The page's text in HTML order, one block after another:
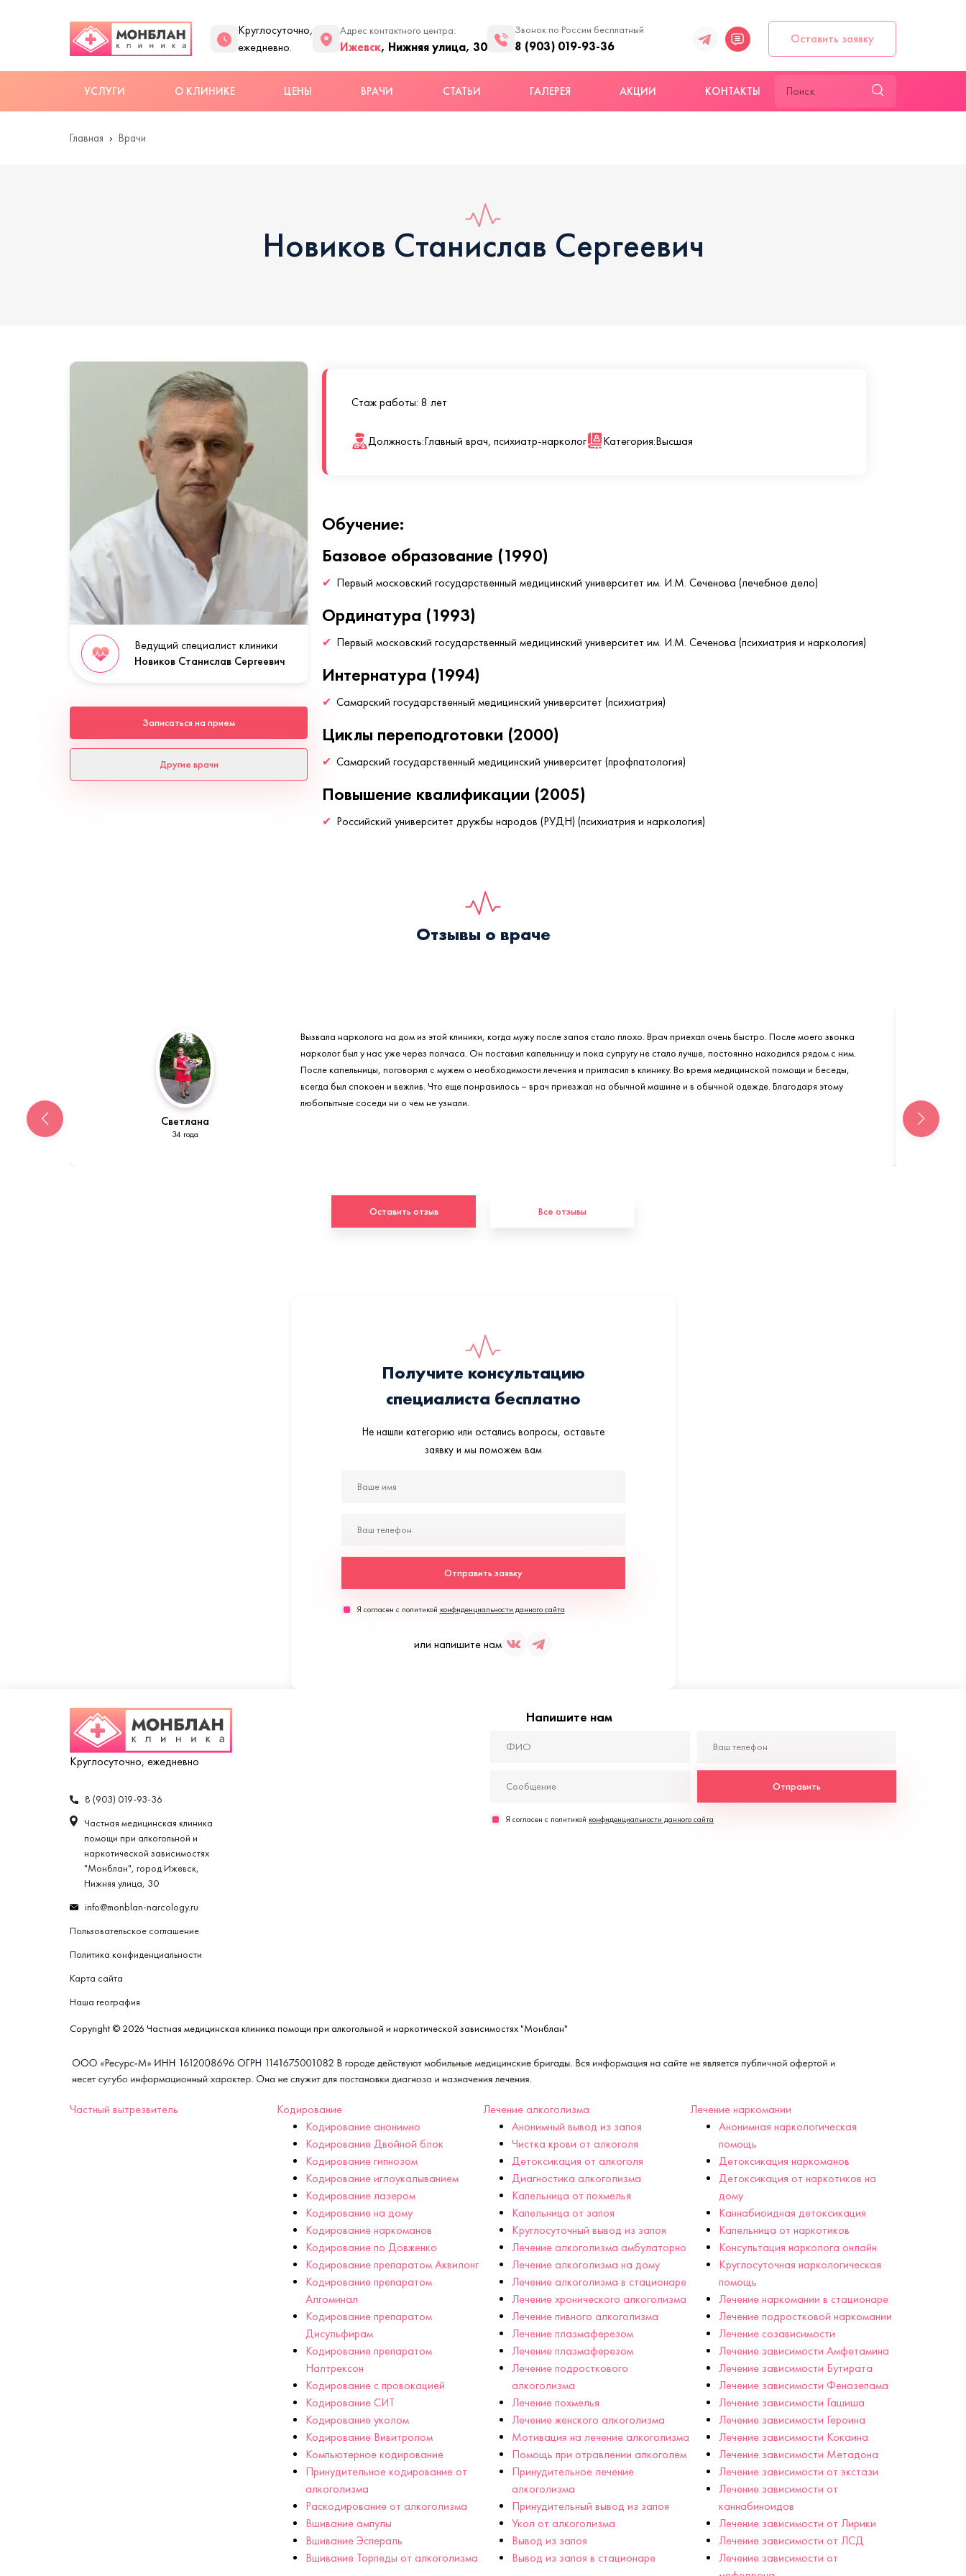
Круглосуточно,
ежедневно.
Адрес контактного центра:
Ижевск, Нижняя улица, 30
Звонок по России бесплатный
8 (903) 019-93-36
Оставить заявку
УСЛУГИ О КЛИНИКЕ ЦЕНЫ ВРАЧИ СТАТЬИ ГАЛЕРЕЯ АКЦИИ КОНТАКТЫ
Главная Врачи
Новиков Станислав Сергеевич
Ведущий специалист клиники
Новиков Станислав Сергеевич
Записаться на прием
Другие врачи
Стаж работы: 8 лет
Должность:Главный врач, психиатр-нарколог Категория:Высшая
Обучение:
Базовое образование (1990)
Первый московский государственный медицинский университет им. И.М. Сеченова (лечебное дело)
Ординатура (1993)
Первый московский государственный медицинский университет им. И.М. Сеченова (психиатрия и наркология)
Интернатура (1994)
Самарский государственный медицинский университет (психиатрия)
Циклы переподготовки (2000)
Самарский государственный медицинский университет (профпатология)
Повышение квалификации (2005)
Российский университет дружбы народов (РУДН) (психиатрия и наркология)
Отзывы о враче
Светлана
34 года
Вызвала нарколога на дом из этой клиники, когда мужу после запоя стало плохо. Врач приехал очень быстро. После моего звонка
нарколог был у нас уже через полчаса. Он поставил капельницу и пока супругу не стало лучше, постоянно находился рядом с ним.
После капельницы, поговорил с мужем о необходимости лечения и пригласил в клинику. Во время медицинской помощи и беседы,
всегда был спокоен и вежлив. Что еще понравилось – врач приезжал на обычной машине и в обычной одежде. Благодаря этому
любопытные соседи ни о чем не узнали.
Оставить отзыв Все отзывы
Получите консультацию
специалиста бесплатно
Не нашли категорию или остались вопросы, оставьте
заявку и мы поможем вам
Отправить заявку
Я согласен с политикой конфиденциальности данного сайта
или напишите нам
Круглосуточно, ежедневно
8 (903) 019-93-36
Частная медицинская клиника
помощи при алкогольной и
наркотической зависимостях
"Монблан", город Ижевск,
Нижняя улица, 30
info@monblan-narcology.ru
Пользовательское соглашение
Политика конфиденциальности
Карта сайта
Наша география
Напишите нам
Отправить
Я согласен с политикой конфиденциальности данного сайта
Copyright © 2026 Частная медицинская клиника помощи при алкогольной и наркотической зависимостях "Монблан"
Частный вытрезвитель
Кодирование
Кодирование анонимно
Кодирование Двойной блок
Кодирование гипнозом
Кодирование иглоукалыванием
Кодирование лазером
Кодирование на дому
Кодирование наркоманов
Кодирование по Довженко
Кодирование препаратом Аквилонг
Кодирование препаратом
Алгоминал
Кодирование препаратом
Дисульфирам
Кодирование препаратом
Налтрексон
Кодирование с провокацией
Кодирование СИТ
Кодирование уколом
Кодирование Вивитролом
Компьютерное кодирование
Принудительное кодирование от
алкоголизма
Раскодирование от алкоголизма
Вшивание ампулы
Вшивание Эспераль
Вшивание Торпеды от алкоголизма
Лечение алкоголизма
Анонимный вывод из запоя
Чистка крови от алкоголя
Детоксикация от алкоголя
Диагностика алкоголизма
Капельница от похмелья
Капельница от запоя
Круглосуточный вывод из запоя
Лечение алкоголизма амбулаторно
Лечение алкоголизма на дому
Лечение алкоголизма в стационаре
Лечение хронического алкоголизма
Лечение пивного алкоголизма
Лечение плазмаферезом
Лечение плазмаферезом
Лечение подросткового
алкоголизма
Лечение похмелья
Лечение женского алкоголизма
Мотивация на лечение алкоголизма
Помощь при отравлении алкоголем
Принудительное лечение
алкоголизма
Принудительный вывод из запоя
Укол от алкоголизма
Вывод из запоя
Вывод из запоя в стационаре
Лечение наркомании
Анонимная наркологическая
помощь
Детоксикация наркоманов
Детоксикация от наркотиков на
дому
Каннабиоидная детоксикация
Капельница от наркотиков
Консультация нарколога онлайн
Круглосуточная наркологическая
помощь
Лечение наркомании в стационаре
Лечение подростковой наркомании
Лечение созависимости
Лечение зависимости Амфетамина
Лечение зависимости Бутирата
Лечение зависимости Феназепама
Лечение зависимости Гашиша
Лечение зависимости Героина
Лечение зависимости Кокаина
Лечение зависимости Метадона
Лечение зависимости от экстази
Лечение зависимости от
каннабиноидов
Лечение зависимости от Лирики
Лечение зависимости от ЛСД
Лечение зависимости от